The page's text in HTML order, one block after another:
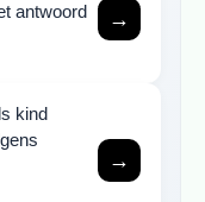
antwoord
→
kind
→